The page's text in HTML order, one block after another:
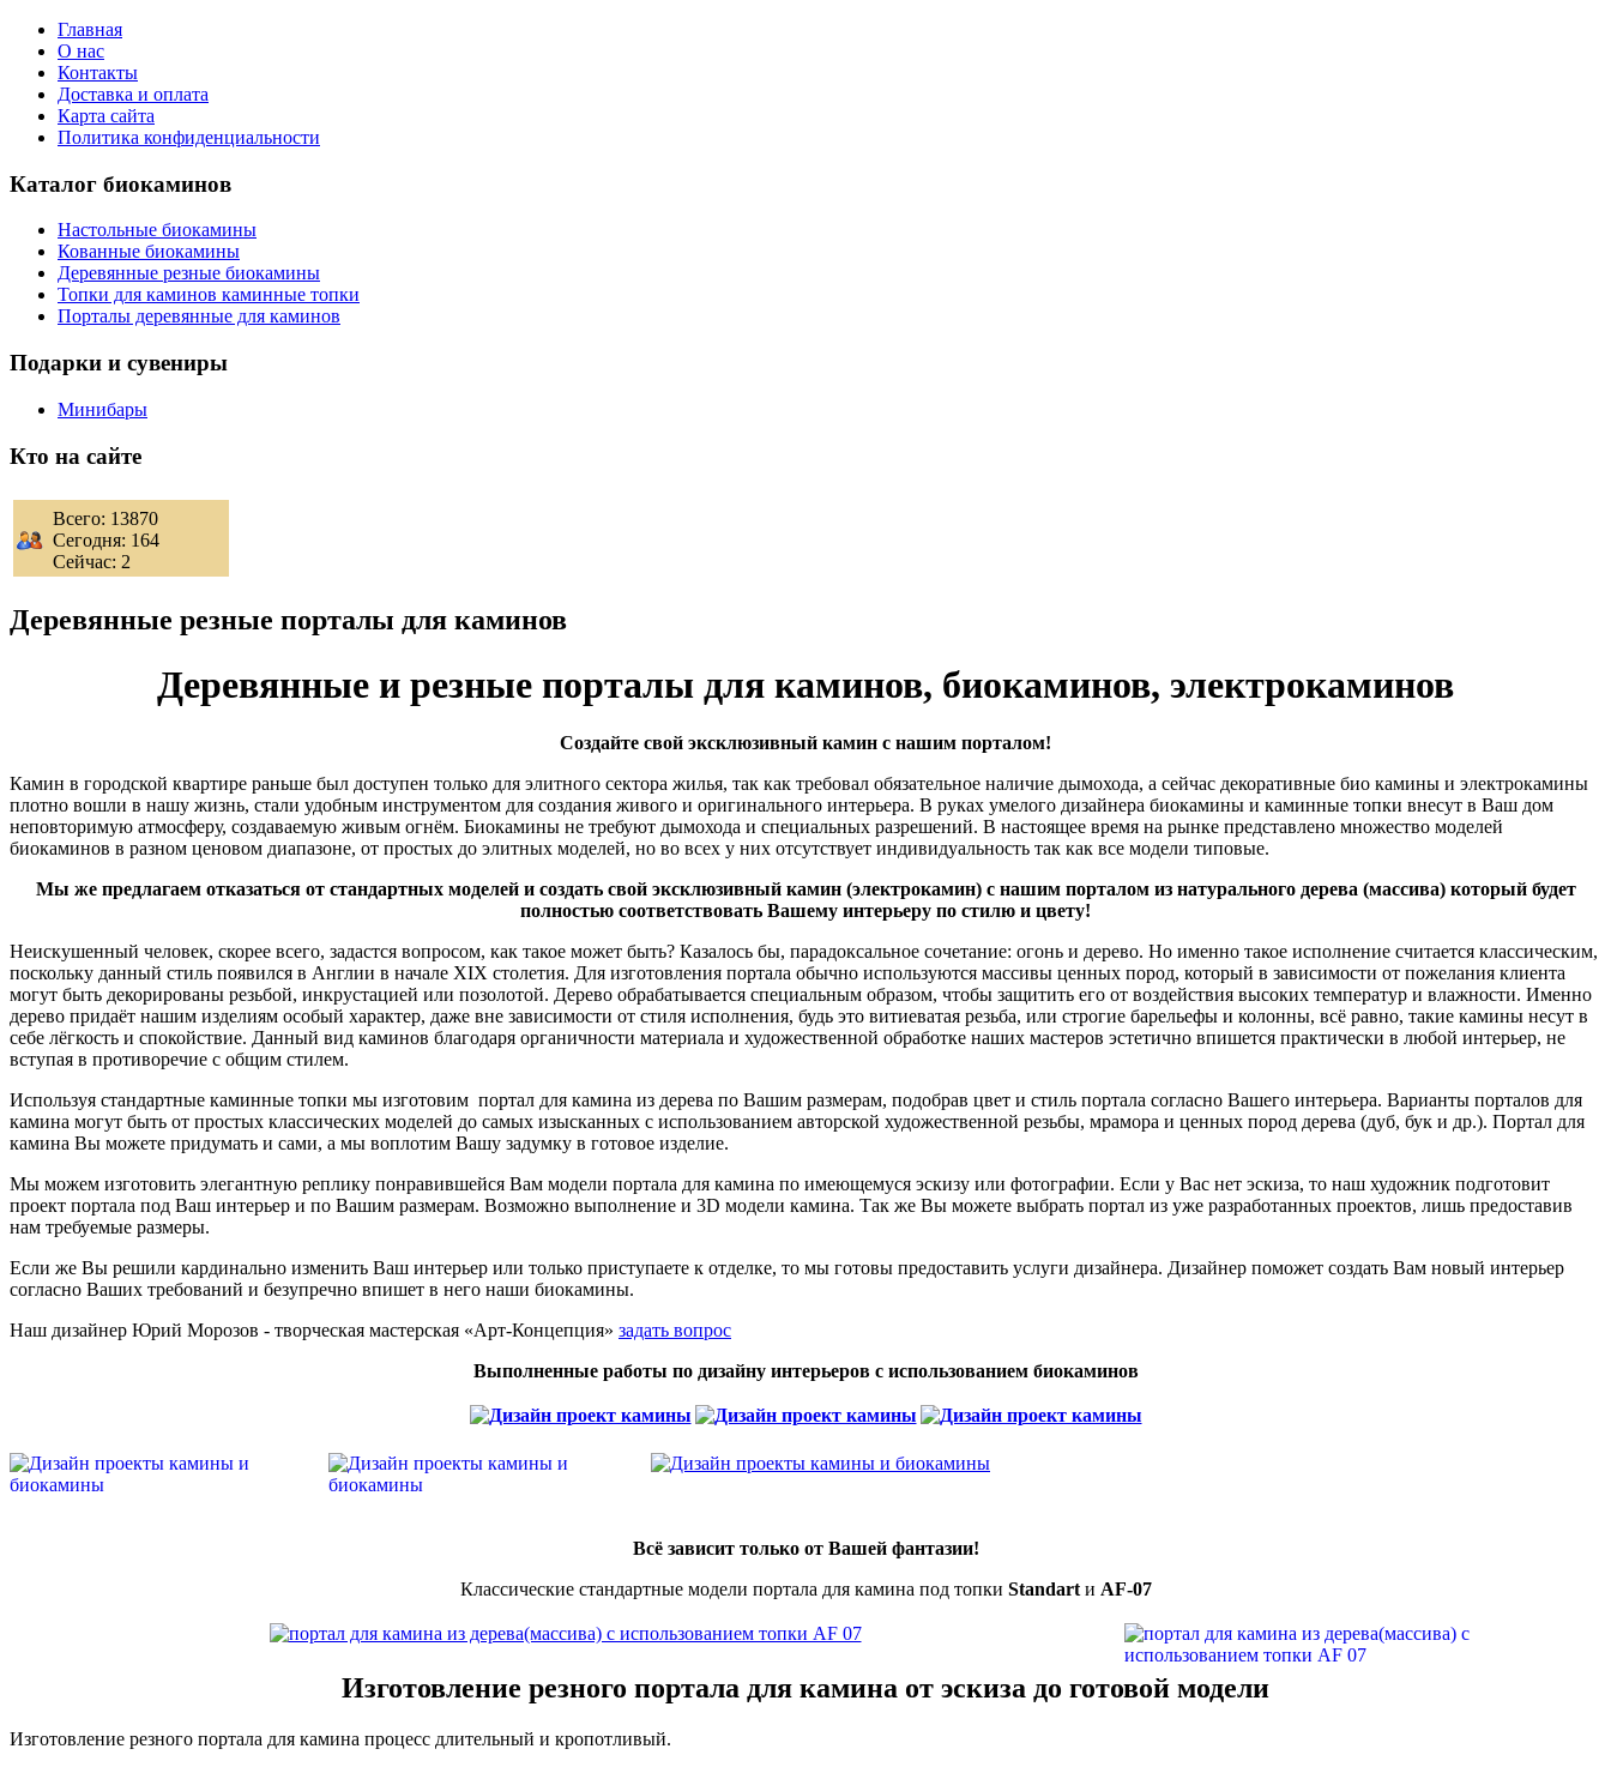
Главная
О нас
Контакты
Доставка и оплата
Карта сайта
Политика конфиденциальности
Каталог биокаминов
Настольные биокамины
Кованные биокамины
Деревянные резные биокамины
Топки для каминов каминные топки
Порталы деревянные для каминов
Подарки и сувениры
Минибары
Кто на сайте
Всего: 13870
Сегодня: 164
Сейчас: 2
Деревянные резные порталы для каминов
Деревянные и резные порталы для каминов, биокаминов, электрокаминов
Создайте свой эксклюзивный камин с нашим порталом!
Камин в городской квартире раньше был доступен только для элитного сектора жилья, так как требовал обязательное наличие дымохода, а сейчас декоративные био камины и электрокамины
плотно вошли в нашу жизнь, стали удобным инструментом для создания живого и оригинального интерьера. В руках умелого дизайнера биокамины и каминные топки внесут в Ваш дом
неповторимую атмосферу, создаваемую живым огнём. Биокамины не требуют дымохода и специальных разрешений. В настоящее время на рынке представлено множество моделей
биокаминов в разном ценовом диапазоне, от простых до элитных моделей, но во всех у них отсутствует индивидуальность так как все модели типовые.
Мы же предлагаем отказаться от стандартных моделей и создать свой эксклюзивный камин (электрокамин) с нашим порталом из натурального дерева (массива) который будет
полностью соответствовать Вашему интерьеру по стилю и цвету!
Неискушенный человек, скорее всего, задастся вопросом, как такое может быть? Казалось бы, парадоксальное сочетание: огонь и дерево. Но именно такое исполнение считается классическим,
поскольку данный стиль появился в Англии в начале XIX столетия. Для изготовления портала обычно используются массивы ценных пород, который в зависимости от пожелания клиента
могут быть декорированы резьбой, инкрустацией или позолотой. Дерево обрабатывается специальным образом, чтобы защитить его от воздействия высоких температур и влажности. Именно
дерево придаёт нашим изделиям особый характер, даже вне зависимости от стиля исполнения, будь это витиеватая резьба, или строгие барельефы и колонны, всё равно, такие камины несут в
себе лёгкость и спокойствие. Данный вид каминов благодаря органичности материала и художественной обработке наших мастеров эстетично впишется практически в любой интерьер, не
вступая в противоречие с общим стилем.
Используя стандартные каминные топки мы изготовим портал для камина из дерева по Вашим размерам, подобрав цвет и стиль портала согласно Вашего интерьера. Варианты порталов для
камина могут быть от простых классических моделей до самых изысканных с использованием авторской художественной резьбы, мрамора и ценных пород дерева (дуб, бук и др.). Портал для
камина Вы можете придумать и сами, а мы воплотим Вашу задумку в готовое изделие.
Мы можем изготовить элегантную реплику понравившейся Вам модели портала для камина по имеющемуся эскизу или фотографии. Если у Вас нет эскиза, то наш художник подготовит
проект портала под Ваш интерьер и по Вашим размерам. Возможно выполнение и 3D модели камина. Так же Вы можете выбрать портал из уже разработанных проектов, лишь предоставив
нам требуемые размеры.
Если же Вы решили кардинально изменить Ваш интерьер или только приступаете к отделке, то мы готовы предоставить услуги дизайнера. Дизайнер поможет создать Вам новый интерьер
согласно Ваших требований и безупречно впишет в него наши биокамины.
Наш дизайнер Юрий Морозов - творческая мастерская «Арт-Концепция» задать вопрос
Выполненные работы по дизайну интерьеров с использованием биокаминов
Всё зависит только от Вашей фантазии!
Классические стандартные модели портала для камина под топки Standartи АF-07
Изготовление резного портала для камина от эскиза до готовой модели
Изготовление резного портала для камина процесс длительный и кропотливый.